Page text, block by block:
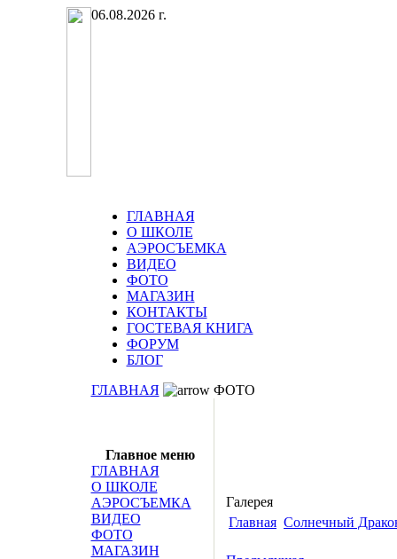
06.08.2026 г.
ГЛАВНАЯ
О ШКОЛЕ
АЭРОСЪЕМКА
ВИДЕО
ФОТО
МАГАЗИН
КОНТАКТЫ
ГОСТЕВАЯ КНИГА
ФОРУМ
БЛОГ
ГЛАВНАЯ
ФОТО
Главное меню
ГЛАВНАЯ
О ШКОЛЕ
АЭРОСЪЕМКА
ВИДЕО
ФОТО
МАГАЗИН
Галерея
Главная Солнечный